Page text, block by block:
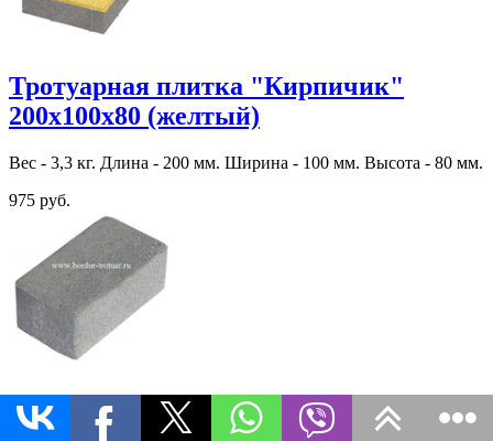
Тротуарная плитка "Кирпичик"
200х100х80 (желтый)
Вес - 3,3 кг. Длина - 200 мм. Ширина - 100 мм. Высота - 80 мм.
975 руб.
Тротуарная плитка "Кирпичик"
200х100х60 (Эдельвейс)